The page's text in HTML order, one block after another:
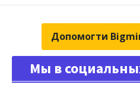
Допомогти
Мы в